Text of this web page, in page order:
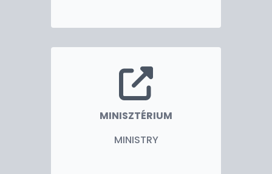
együttműködésre. 2025-ban ünnepeljük
Magyarország Kuala Lumpur-i nagykövetsége
újranyitásának 10., 2026-ban pedig a
nagykövetségünk megnyitásának 35., míg 2029-ben
a diplomáciai kapcsolatok felvételének 60.
évfordulóját. A diplomáciai jelenlétet indokolja, hogy
a két nemzet szellemisége közötti távolság közel sem
MINISZTÉRIUM
MINISTRY